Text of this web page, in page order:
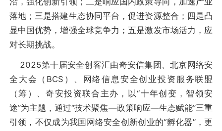
落地；三是搭建生态协同平台，促进资源整合；四是凸
显中国优势，增强全球竞争力；五是激发市场活力，应
对长期挑战。
2025第十届安全创客汇由奇安信集团、北京网络安
全大会（BCS）、网络信息安全创业投资服务联盟
（筹）、奇安投资联合主办，以“十年创变，智领安
途”为主题，通过“技术聚焦—政策响应—生态赋能”三重
引领，不仅成为我国网络安全创新创业的“孵化器”，更